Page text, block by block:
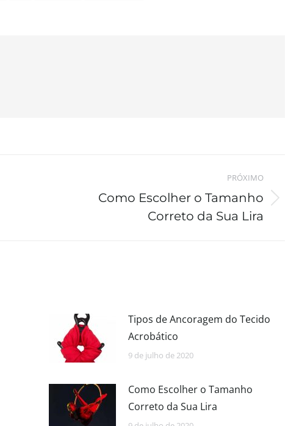
PRÓXIMO
Como Escolher o Tamanho
Correto da Sua Lira
Tipos de Ancoragem do Tecido
Acrobático
9 de julho de 2020
Como Escolher o Tamanho
Correto da Sua Lira